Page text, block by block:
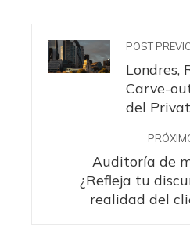
POST
Londres,
Carve-
del
Auditoría de
¿Refleja tu
realidad del